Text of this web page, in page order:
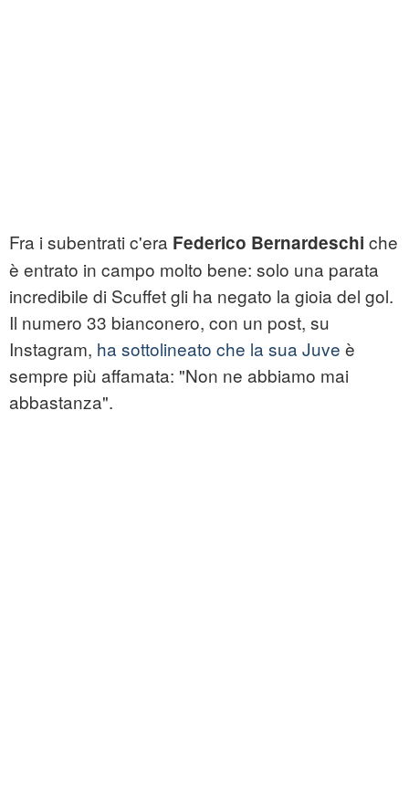
Fra i subentrati c'era Federico Bernardeschi che
è entrato in campo molto bene: solo una parata
incredibile di Scuffet gli ha negato la gioia del gol.
Il numero 33 bianconero, con un post, su
Instagram, ha sottolineato che la sua Juve è
sempre più affamata: "Non ne abbiamo mai
abbastanza".